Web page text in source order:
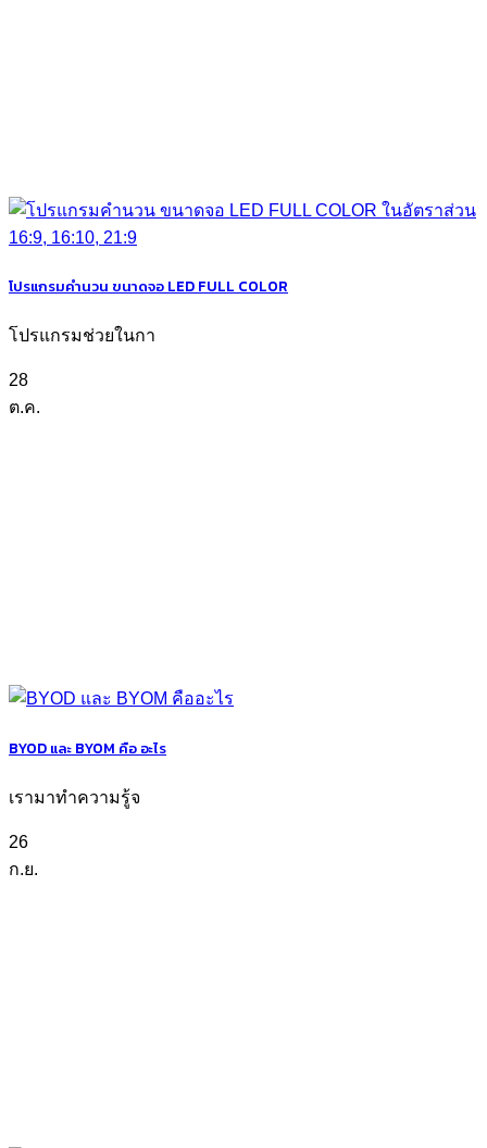
โปรแกรมคำนวน ขนาดจอ LED FULL COLOR
โปรแกรมช่วยในกา
28
ต.ค.
BYOD และ BYOM คือ อะไร
เรามาทำความรู้จ
26
ก.ย.